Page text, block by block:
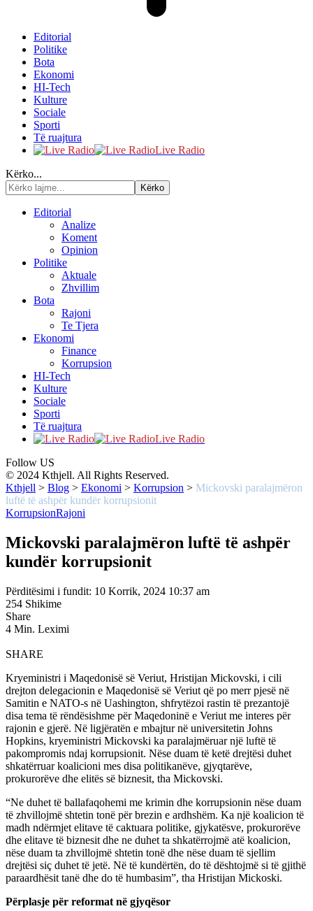
Editorial
Politike
Bota
Ekonomi
HI-Tech
Kulture
Sociale
Sporti
Të ruajtura
Live Radio
Kërko...
Editorial
Analize
Koment
Opinion
Politike
Aktuale
Zhvillim
Bota
Rajoni
Te Tjera
Ekonomi
Finance
Korrupsion
HI-Tech
Kulture
Sociale
Sporti
Të ruajtura
Live Radio
Follow US
© 2024 Kthjell. All Rights Reserved.
Kthjell > Blog > Ekonomi > Korrupsion > Mickovski paralajmëron
luftë të ashpër kundër korrupsionit
KorrupsionRajoni
Mickovski paralajmëron luftë të ashpër
kundër korrupsionit
Përditësimi i fundit: 10 Korrik, 2024 10:37 am
254 Shikime
Share
4 Min. Leximi
SHARE
Kryeministri i Maqedonisë së Veriut, Hristijan Mickovski, i cili
drejton delegacionin e Maqedonisë së Veriut që po merr pjesë në
Samitin e NATO-s në Uashington, shfrytëzoi rastin të prezantojë
disa tema të rëndësishme për Maqedoninë e Veriut me interes për
rajonin e gjerë. Në ligjëratën e mbajtur në universitetin Johns
Hopkins, kryeministri Mickovski ka paralajmëruar një luftë të
pakompromis ndaj korrupsionit. Nëse duam të ketë drejtësi duhet
shkatërruar koalicioni mes disa politikanëve, gjyqtarëve,
prokurorëve dhe elitës së biznesit, tha Mickovski.
“Ne duhet të ballafaqohemi me krimin dhe korrupsionin nëse duam
të zhvillojmë shtetin tonë për brezin e ardhshëm. Ka një koalicion të
madh ndërmjet elitave të caktuara politike, gjykatësve, prokurorëve
dhe elitave të biznesit dhe ne duhet ta shkatërrojmë atë koalicion,
nëse duam ta zhvillojmë shtetin tonë dhe nëse duam të sjellim
drejtësi siç duhet të jetë. Në të kundërtën, do të dështojmë si të gjithë
paraardhësit tanë dhe do të humbasim”, tha Hristijan Mickoski.
Përplasje për reformat në gjyqësor